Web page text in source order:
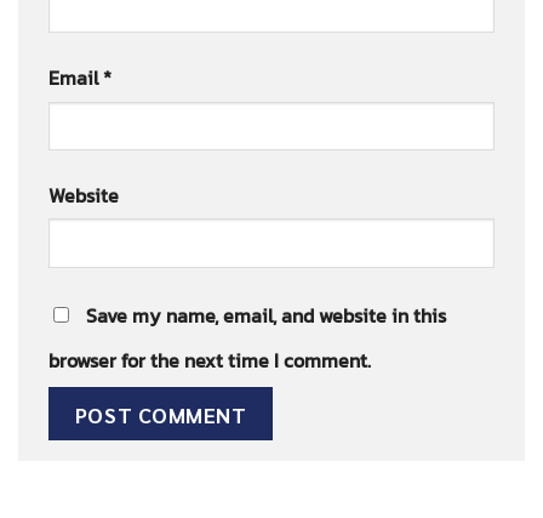
Email*
Website
Save my name, email, and website in this
browser for the next time I comment.